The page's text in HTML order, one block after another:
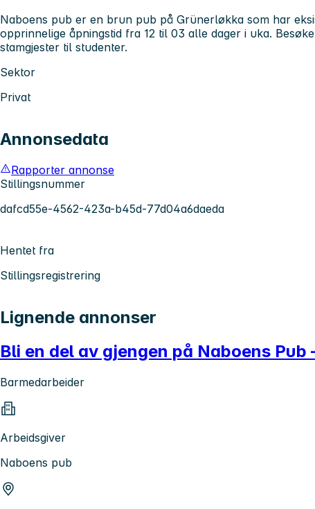
Naboens pub er en brun pub på Grünerløkka som har
opprinnelige åpningstid fra 12 til 03 alle dager i uka.
stamgjester til studenter.
Sektor
Privat
Annonsedata
Rapporter annonse
Stillingsnummer
dafcd55e-4562-423a-b45d-77d04a6daeda
Hentet fra
Stillingsregistrering
Lignende annonser
Bli en del av gjengen på Naboens Pub
Barmedarbeider
Arbeidsgiver
Naboens pub